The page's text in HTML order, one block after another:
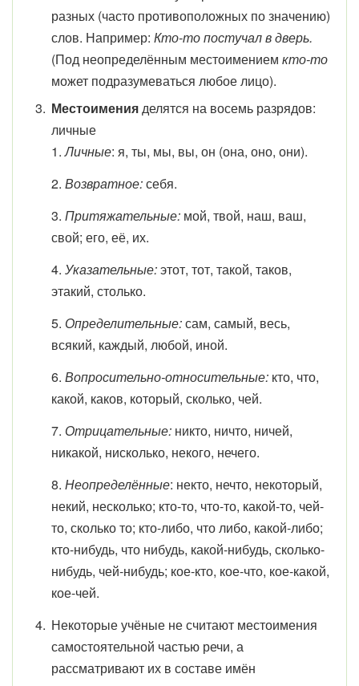
разных (часто противоположных по значению)
слов. Например: Кто-то постучал в дверь.
(Под неопределённым местоимением кто-то
может подразумеваться любое лицо).
Местоименияделятся на восемь разрядов:
личные
1.Личные: я, ты, мы, вы, он (она, оно, они).
2. Возвратное:себя.
3. Притяжательные:мой, твой, наш, ваш,
свой; его, её, их.
4. Указательные:этот, тот, такой, таков,
этакий, столько.
5. Определительные:сам, самый, весь,
всякий, каждый, любой, иной.
6. Вопросительно-относительные:кто, что,
какой, каков, который, сколько, чей.
7. Отрицательные:никто, ничто, ничей,
никакой, нисколько, некого, нечего.
8. Неопределённые: некто, нечто, некоторый,
некий, несколько; кто-то, что-то, какой-то, чей-
то, сколько то; кто-либо, что либо, какой-либо;
кто-нибудь, что нибудь, какой-нибудь, сколько-
нибудь, чей-нибудь; кое-кто, кое-что, кое-какой,
кое-чей.
Некоторые учёные не считают местоимения
самостоятельной частью речи, а
рассматривают их в составе имён